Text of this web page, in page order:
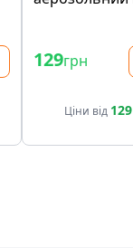
129грн
Ціни від 129